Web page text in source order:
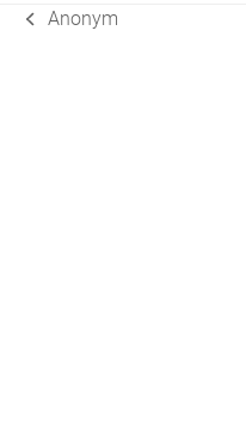
vorheriger
Anonym